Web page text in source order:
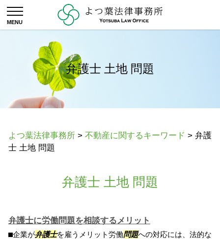
弁護士 土地 問題
よつ葉法律事務所 > 不動産に関するキーワード > 弁護
士 土地 問題
弁護士 土地 問題
弁護士に労働問題を相談するメリット
⬛︎企業が弁護士を雇うメリット労働問題への対応には、法的な